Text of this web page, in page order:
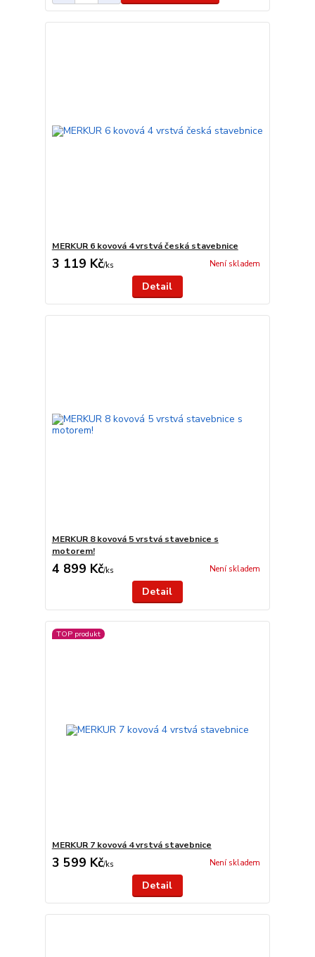
MERKUR 6 kovová 4 vrstvá česká stavebnice
3 119 Kč/ks Není skladem
Detail
MERKUR 8 kovová 5 vrstvá stavebnice s
motorem!
4 899 Kč/ks Není skladem
Detail
TOP produkt
MERKUR 7 kovová 4 vrstvá stavebnice
3 599 Kč/ks Není skladem
Detail